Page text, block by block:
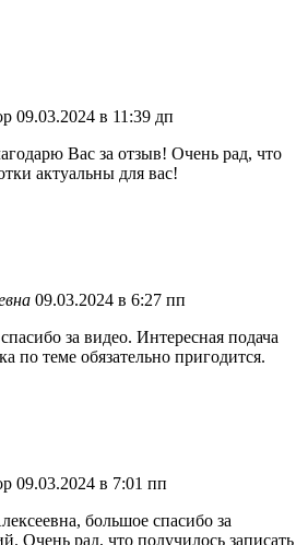
09.03.2024 в 11:39 дп
Вас за отзыв! Очень рад, что
актуальны для вас!
09.03.2024 в 6:27 пп
за видео. Интересная подача
по теме обязательно пригодится.
09.03.2024 в 7:01 пп
большое спасибо за
Очень рад, что получилось записать